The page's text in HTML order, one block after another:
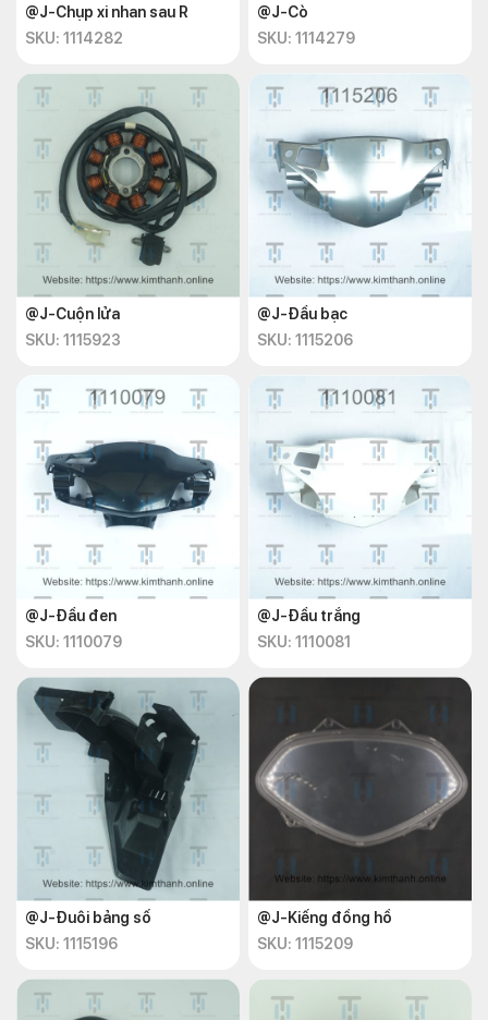
@J-Chụp xi nhan sau R
SKU: 1114282
@J-Cò
SKU: 1114279
@J-Cuộn lửa
SKU: 1115923
@J-Đầu bạc
SKU: 1115206
@J-Đầu đen
SKU: 1110079
@J-Đầu trắng
SKU: 1110081
@J-Đuôi bảng số
SKU: 1115196
@J-Kiếng đồng hồ
SKU: 1115209